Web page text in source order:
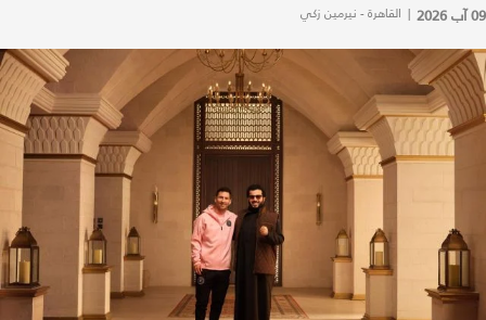
09 آب 2026 | القاهرة - نيرمين زكي